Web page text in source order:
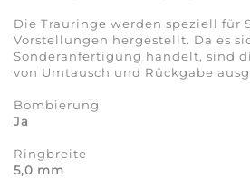
Die Trauringe werden speziell für
Vorstellungen hergestellt. Da es
Sonderanfertigung handelt, sind
von Umtausch und Rückgabe
Bombierung
Ja
Ringbreite
5,0 mm